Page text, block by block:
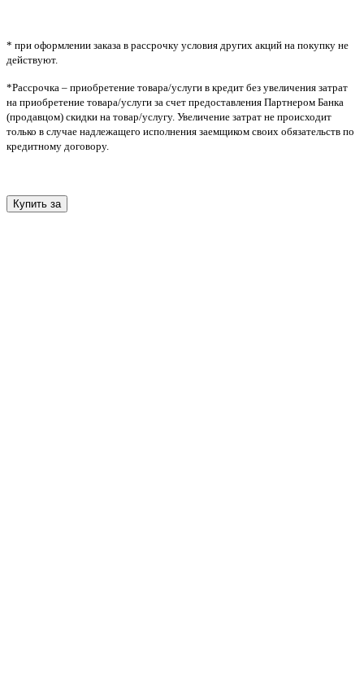
* при оформлении заказа в рассрочку условия других акций на покупку не
действуют.
*Рассрочка – приобретение товара/услуги в кредит без увеличения затрат
на приобретение товара/услуги за счет предоставления Партнером Банка
(продавцом) скидки на товар/услугу. Увеличение затрат не происходит
только в случае надлежащего исполнения заемщиком своих обязательств по
кредитному договору.
Купить за